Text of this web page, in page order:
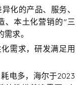
化的产品、服务、
、本土化营销的“三
求。
需求，研发满足用
电多，海尔于2023